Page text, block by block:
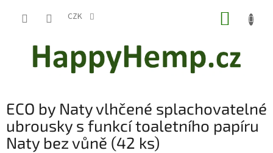
CZK
ECO by Naty vlhčené splachovatelné
ubrousky s funkcí toaletního papíru
Naty bez vůně (42 ks)